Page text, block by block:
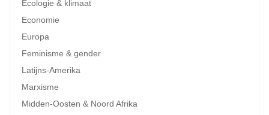
Ecologie & klimaat
Economie
Europa
Feminisme & gender
Latijns-Amerika
Marxisme
Midden-Oosten & Noord Afrika